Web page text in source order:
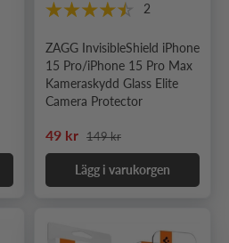
2
ZAGG InvisibleShield iPhone
15 Pro/iPhone 15 Pro Max
Kameraskydd Glass Elite
Camera Protector
Nedsatt pris
49 kr Ordinarie pris
149 kr
Lägg i varukorgen